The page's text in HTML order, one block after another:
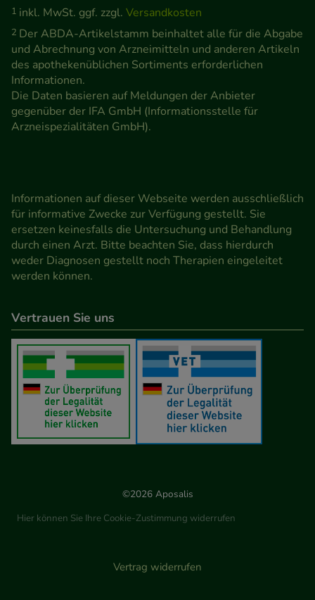
1 inkl. MwSt. ggf. zzgl. Versandkosten
2 Der ABDA-Artikelstamm beinhaltet alle für die Abgabe
und Abrechnung von Arzneimitteln und anderen Artikeln
des apothekenüblichen Sortiments erforderlichen
Informationen.
Die Daten basieren auf Meldungen der Anbieter
gegenüber der IFA GmbH (Informationsstelle für
Arzneispezialitäten GmbH).
Informationen auf dieser Webseite werden ausschließlich
für informative Zwecke zur Verfügung gestellt. Sie
ersetzen keinesfalls die Untersuchung und Behandlung
durch einen Arzt. Bitte beachten Sie, dass hierdurch
weder Diagnosen gestellt noch Therapien eingeleitet
werden können.
Vertrauen Sie uns
©2026 Aposalis
Hier können Sie Ihre Cookie-Zustimmung widerrufen
Vertrag widerrufen